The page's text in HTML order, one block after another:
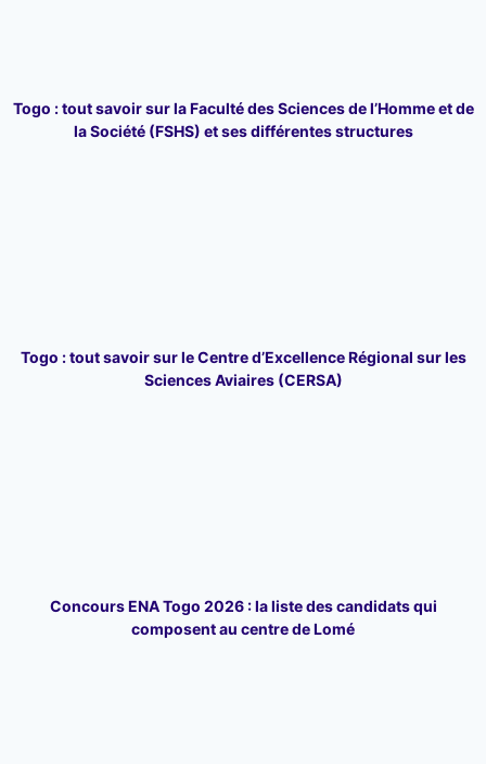
Togo : tout savoir sur la Faculté des Sciences de l’Homme et de
la Société (FSHS) et ses différentes structures
Togo : tout savoir sur le Centre d’Excellence Régional sur les
Sciences Aviaires (CERSA)
Concours ENA Togo 2026 : la liste des candidats qui
composent au centre de Lomé